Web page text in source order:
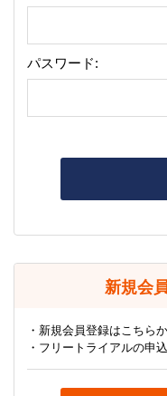
パスワード:
新規会
・新規会員登録はこちら
・フリートライアルの申